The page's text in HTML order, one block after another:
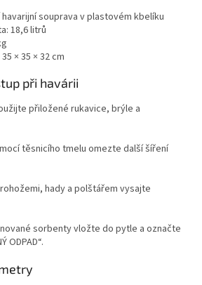
souprava v plastovém kbelíku
18,6 litrů
× 35 × 32 cm
při havárii
přiložené rukavice, brýle a
těsnicího tmelu omezte další šíření
hady a polštářem vysajte
sorbenty vložte do pytle a označte
ODPAD“.